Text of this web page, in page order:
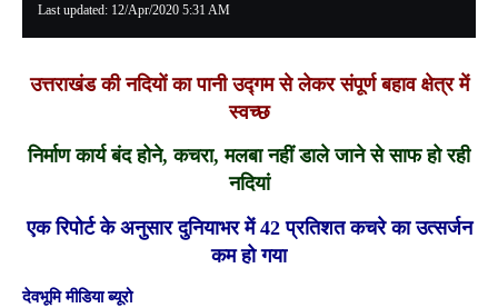
Last updated: 12/Apr/2020 5:31 AM
उत्तराखंड की नदियों का पानी उद्गम से लेकर संपूर्ण बहाव क्षेत्र में
स्वच्छ
निर्माण कार्य बंद होने, कचरा, मलबा नहीं डाले जाने से साफ हो रही
नदियां
एक रिपोर्ट के अनुसार दुनियाभर में 42 प्रतिशत कचरे का उत्सर्जन
कम हो गया
देवभूमि मीडिया ब्यूरो